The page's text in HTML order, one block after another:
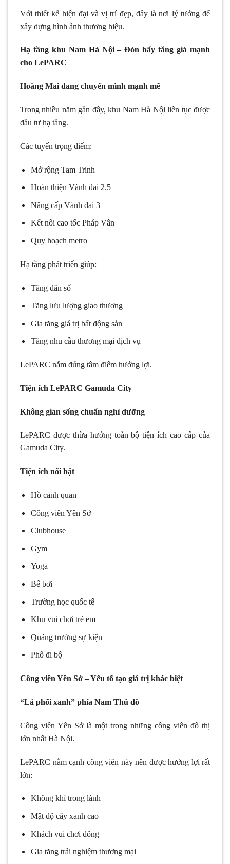
Với thiết kế hiện đại và vị trí đẹp, đây là nơi lý tưởng để
xây dựng hình ảnh thương hiệu.
Hạ tầng khu Nam Hà Nội – Đòn bẩy tăng giá mạnh
cho LePARC
Hoàng Mai đang chuyển mình mạnh mẽ
Trong nhiều năm gần đây, khu Nam Hà Nội liên tục được
đầu tư hạ tầng.
Các tuyến trọng điểm:
Mở rộng Tam Trinh
Hoàn thiện Vành đai 2.5
Nâng cấp Vành đai 3
Kết nối cao tốc Pháp Vân
Quy hoạch metro
Hạ tầng phát triển giúp:
Tăng dân số
Tăng lưu lượng giao thương
Gia tăng giá trị bất động sản
Tăng nhu cầu thương mại dịch vụ
LePARC nằm đúng tâm điểm hưởng lợi.
Tiện ích LePARC Gamuda City
Không gian sống chuẩn nghỉ dưỡng
LePARC được thừa hưởng toàn bộ tiện ích cao cấp của
Gamuda City.
Tiện ích nổi bật
Hồ cảnh quan
Công viên Yên Sở
Clubhouse
Gym
Yoga
Bể bơi
Trường học quốc tế
Khu vui chơi trẻ em
Quảng trường sự kiện
Phố đi bộ
Công viên Yên Sở – Yếu tố tạo giá trị khác biệt
“Lá phổi xanh” phía Nam Thủ đô
Công viên Yên Sở là một trong những công viên đô thị
lớn nhất Hà Nội.
LePARC nằm cạnh công viên này nên được hưởng lợi rất
lớn:
Không khí trong lành
Mật độ cây xanh cao
Khách vui chơi đông
Gia tăng trải nghiệm thương mại